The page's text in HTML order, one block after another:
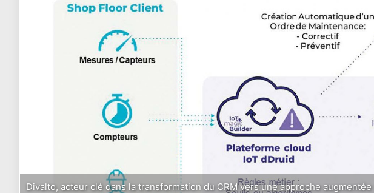
Divalto, acteur clé dans la transformation du CRM vers une approche